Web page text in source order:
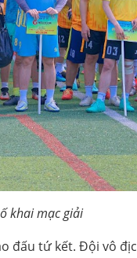
khai mạc giải
đấu tứ kết. Đội vô